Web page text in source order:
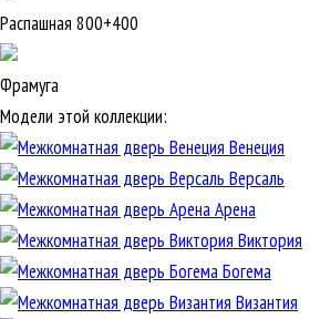
Распашная 800+400
Фрамуга
Модели этой коллекции:
Венеция
Версаль
Арена
Виктория
Богема
Византия